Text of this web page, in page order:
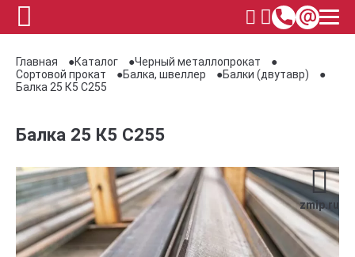
Главная Каталог
Черный металлопрокат
Сортовой прокат
Балка, швеллер
Балки (двутавр)
Балка 25 К5 С255
Балка 25 К5 С255
zmip.ru